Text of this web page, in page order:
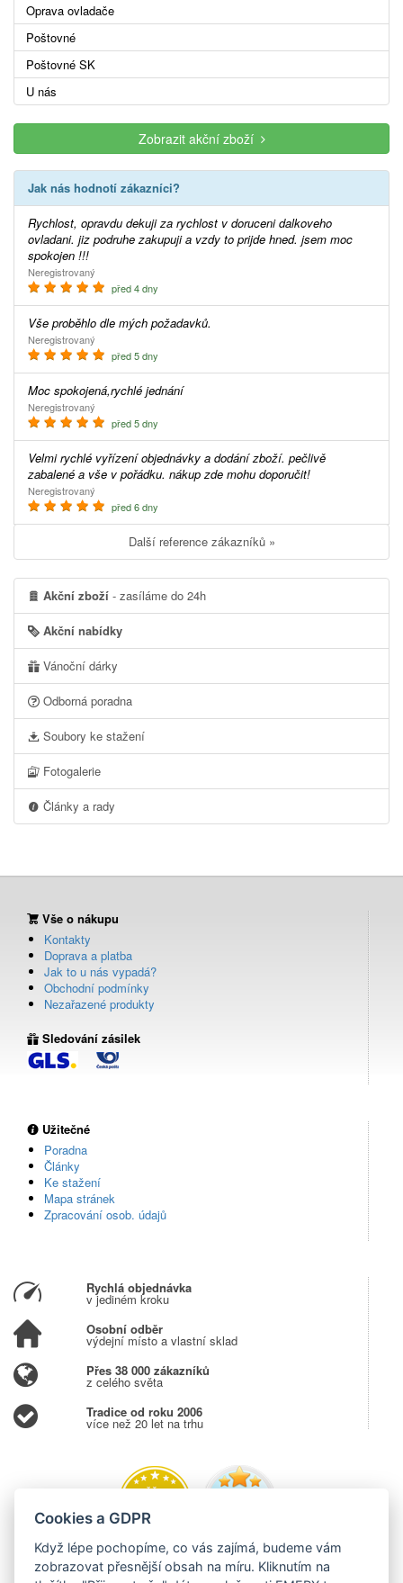
Oprava ovladače
Poštovné
Poštovné SK
U nás
Zobrazit akční zboží
Jak nás hodnotí zákazníci?
Rychlost, opravdu dekuji za rychlost v doruceni dalkoveho
ovladani. jiz podruhe zakupuji a vzdy to prijde hned. jsem moc
spokojen !!!
Neregistrovaný
před 4 dny
Vše proběhlo dle mých požadavků.
Neregistrovaný
před 5 dny
Moc spokojená,rychlé jednání
Neregistrovaný
před 5 dny
Velmi rychlé vyřízení objednávky a dodání zboží. pečlivě
zabalené a vše v pořádku. nákup zde mohu doporučit!
Neregistrovaný
před 6 dny
Další reference zákazníků »
Akční zboží - zasíláme do 24h
Akční nabídky
Vánoční dárky
Odborná poradna
Soubory ke stažení
Fotogalerie
Články a rady
Vše o nákupu
Kontakty
Doprava a platba
Jak to u nás vypadá?
Obchodní podmínky
Nezařazené produkty
Sledování zásilek
Užitečné
Poradna
Články
Ke stažení
Mapa stránek
Zpracování osob. údajů
Rychlá objednávka
v jediném kroku
Osobní odběr
výdejní místo a vlastní sklad
Přes 38 000 zákazníků
z celého světa
Tradice od roku 2006
více než 20 let na trhu
Cookies a GDPR
Když lépe pochopíme, co vás zajímá, budeme vám
zobrazovat přesnější obsah na míru. Kliknutím na